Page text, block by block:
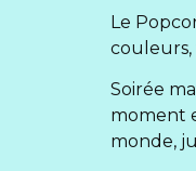
Le
couleurs,
Soirée
moment
monde,